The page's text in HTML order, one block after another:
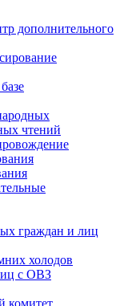
дополнительного
чтений
граждан и лиц
холодов
с ОВЗ